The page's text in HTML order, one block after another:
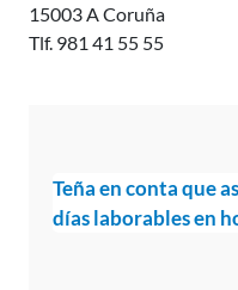
15003 A Coruña
Tlf. 981 41 55 55
Teña en conta que
días laborables en